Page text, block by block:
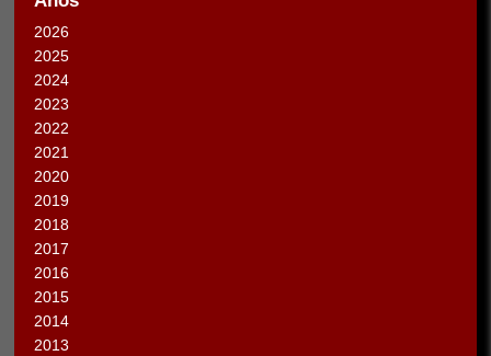
2026
2025
2024
2023
2022
2021
2020
2019
2018
2017
2016
2015
2014
2013